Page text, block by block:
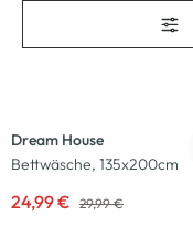
Dream House
Bettwäsche, 135x200cm
24,99 € 29,99 €